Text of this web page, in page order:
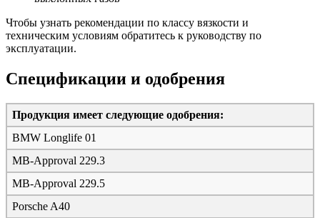
Чтобы узнать рекомендации по классу вязкости и
техническим условиям обратитесь к руководству по
эксплуатации.
Спецификации и одобрения
Продукция имеет следующие одобрения:
BMW Longlife 01
MB-Approval 229.3
MB-Approval 229.5
Porsche A40